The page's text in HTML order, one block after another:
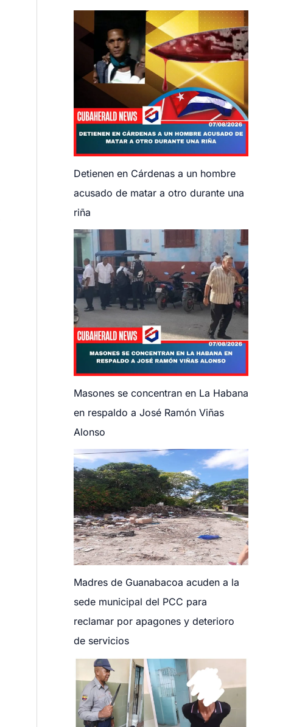
Detienen en Cárdenas a un hombre
acusado de matar a otro durante una
riña
Masones se concentran en La Habana
en respaldo a José Ramón Viñas
Alonso
Madres de Guanabacoa acuden a la
sede municipal del PCC para
reclamar por apagones y deterioro
de servicios